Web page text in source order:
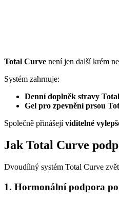
Total Curve není jen další krém
Systém zahrnuje:
Denní doplněk stravy
Gel pro zpevnění prsou
Společně přinášejíviditelné
Jak Total Curve
Dvoudílný systém Total Curve
1. Hormonální podpora